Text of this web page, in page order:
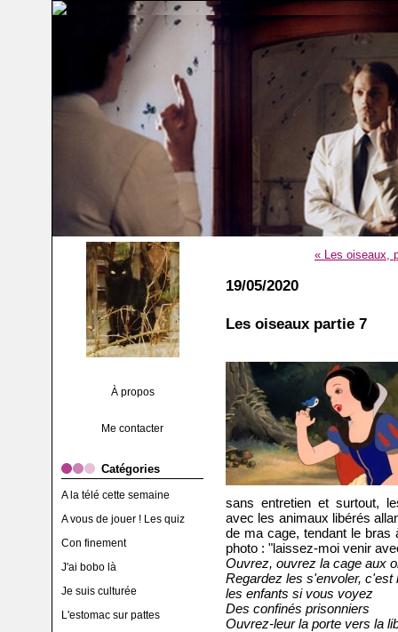
À propos
Me contacter
Catégories
A la télé cette semaine
A vous de jouer ! Les quiz
Con finement
J'ai bobo là
Je suis culturée
L'estomac sur pattes
« Les oiseaux,
19/05/2020
Les oiseaux partie 7
sans entretien et surtout,
avec les animaux libérés
de ma cage, tendant le bras
photo : "laissez-moi venir
Ouvrez, ouvrez la cage aux
Regardez les s'envoler, c'est
les enfants si vous voyez
Des confinés prisonniers
Ouvrez-leur la porte vers la